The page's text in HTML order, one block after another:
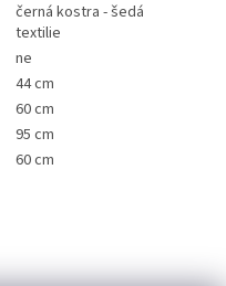
černá kostra - šedá
textilie
ne
44 cm
60 cm
95 cm
60 cm